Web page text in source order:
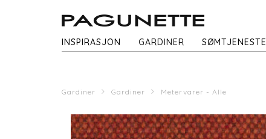
INSPIRASJON GARDINER SØMTJENESTE
Gardiner Gardiner Metervarer - Alle